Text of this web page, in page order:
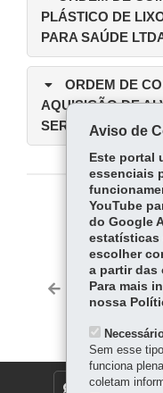
PLÁSTICO DE
PARA SAÚDE
ORDEM DE
AQUISIÇÃO DE
SERVIÇO
Voltar
DENUNCIE
Aviso de
Este portal
essenciais
YouTube
do Google
estatísticas
escolher
a partir das
Para mais
nossa
Sem esse
funciona
coletam